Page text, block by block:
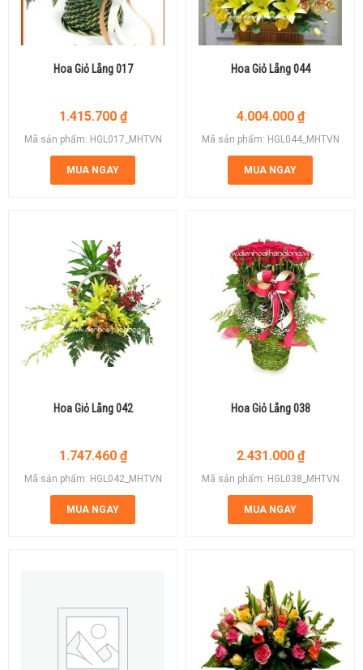
Hoa Giỏ Lẵng 017
1.415.700 ₫
Mã sản phẩm: HGL017_MHTVN
MUA NGAY
Hoa Giỏ Lẵng 044
4.004.000 ₫
Mã sản phẩm: HGL044_MHTVN
MUA NGAY
Hoa Giỏ Lẵng 042
1.747.460 ₫
Mã sản phẩm: HGL042_MHTVN
MUA NGAY
Hoa Giỏ Lẵng 038
2.431.000 ₫
Mã sản phẩm: HGL038_MHTVN
MUA NGAY